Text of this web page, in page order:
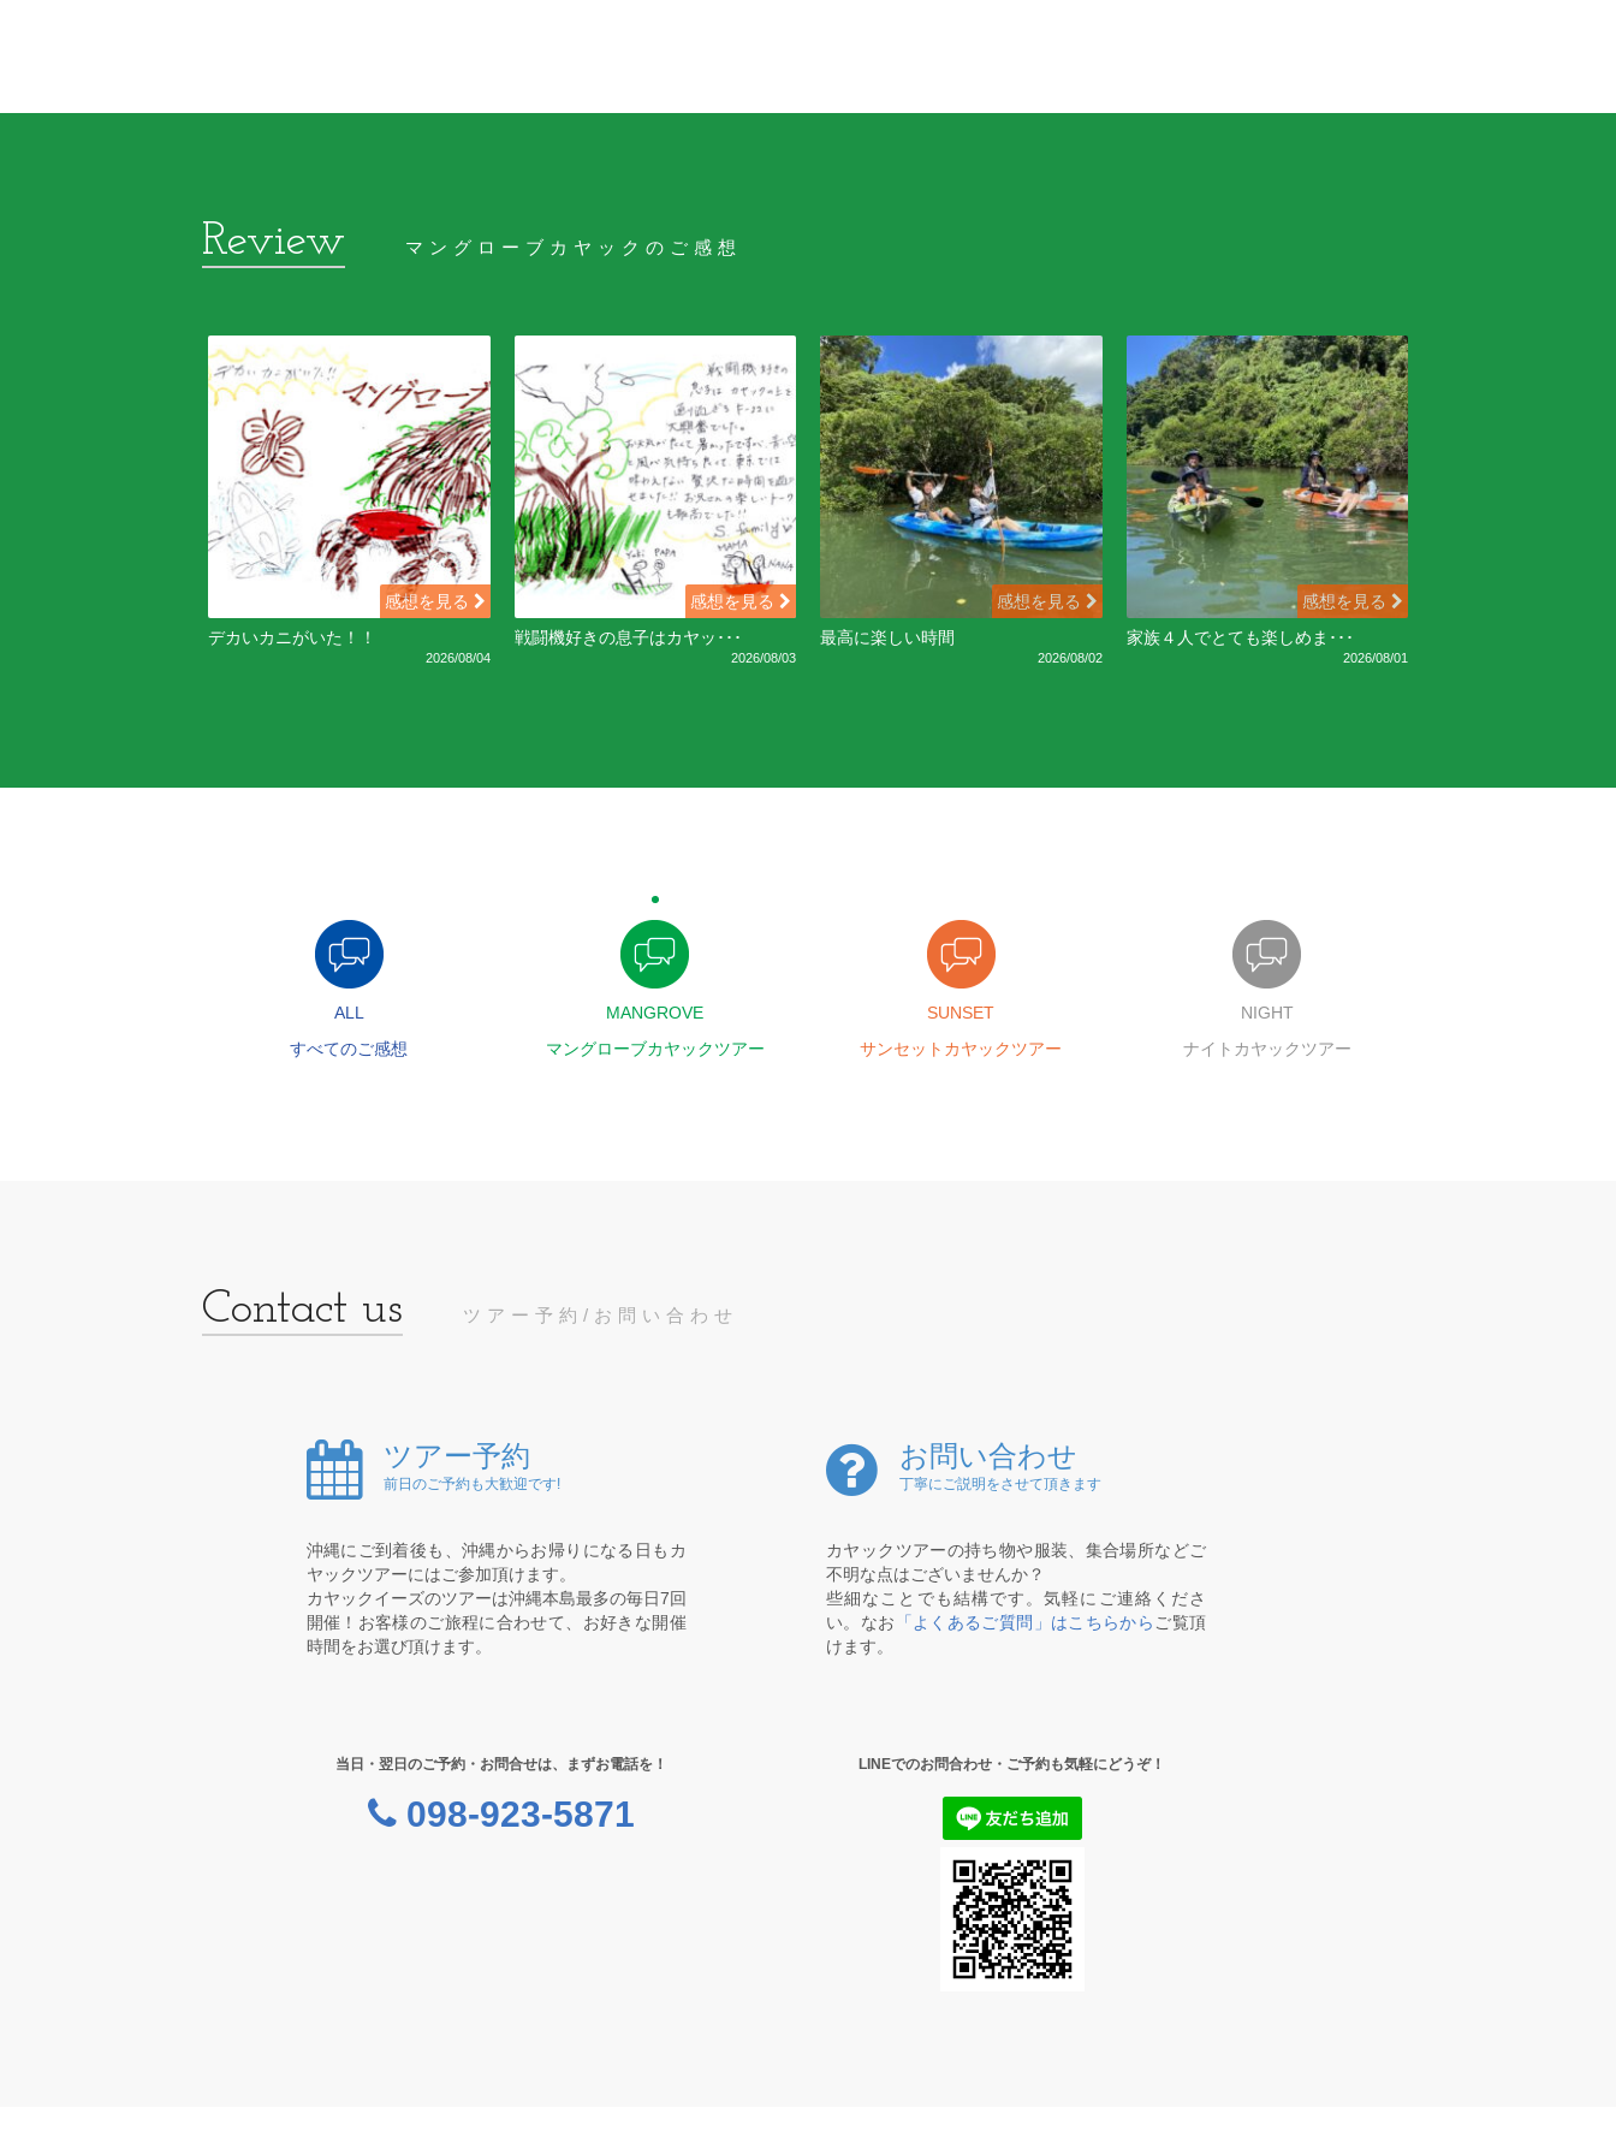
マングローブカヤックのご感想
感想を見る
デカいカニがいた！！
2026/08/04
感想を見る
戦闘機好きの息子はカヤッ･･･
2026/08/03
感想を見る
最高に楽しい時間
2026/08/02
感想を見る
家族４人でとても楽しめま･･･
2026/08/01
ALL
すべてのご感想
MANGROVE
マングローブカヤックツアー
SUNSET
サンセットカヤックツアー
NIGHT
ナイトカヤックツアー
ツアー予約/お問い合わせ
ツアー予約
前日のご予約も大歓迎です!
沖縄にご到着後も、沖縄からお帰りになる日もカ
ヤックツアーにはご参加頂けます。
カヤックイーズのツアーは沖縄本島最多の毎日7回
開催！お客様のご旅程に合わせて、お好きな開催
時間をお選び頂けます。
お問い合わせ
丁寧にご説明をさせて頂きます
カヤックツアーの持ち物や服装、集合場所などご
不明な点はございませんか？
些細なことでも結構です。気軽にご連絡くださ
い。なお 「よくあるご質問」はこちらから ご覧頂
けます。
当日・翌日のご予約・お問合せは、まずお電話を！
098-923-5871
LINEでのお問合わせ・ご予約も気軽にどうぞ！